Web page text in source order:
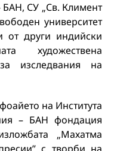
БАН, СУ „Св. Климент
университет
от други индийски
художествена
изследвания на
на Института
– БАН фондация
„Махатма